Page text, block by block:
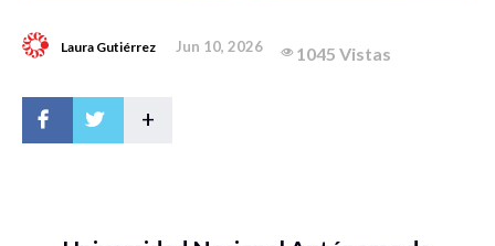
Laura Gutiérrez Jun 10, 2026 1045 Vistas
+